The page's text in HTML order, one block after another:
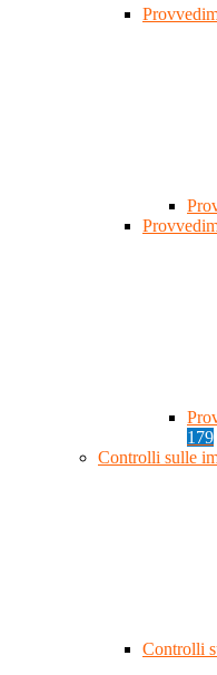
179
Controlli sulle
Controlli